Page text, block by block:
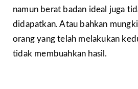
namun berat badan ideal juga
didapatkan. Atau bahkan
orang yang telah melakukan
tidak membuahkan hasil.